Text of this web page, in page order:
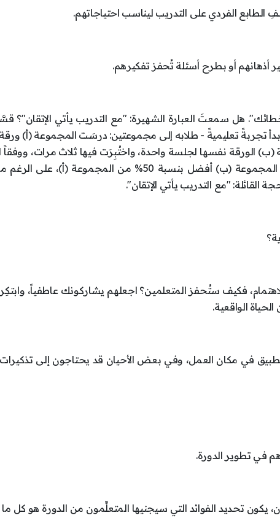
الفردي على التدريب ليناسب احتياجاتهم.
أذهانهم أو بطرح أسئلة تُحفز تفكيرهم.
هل سمعتَ العبارة الشهيرة: "مع التدريب يأتي الإتقان"؟
تجربةً تعليميةً - طلابه إلى مجموعتين: درسَت المجموعة (أ) ورقة
المجموعة (ب) الورقة نفسها لجلسة واحدة، واختُبِرَت فيها ثلاث مرات،
التجربة، وبعد أسبوع واحد، كان أداء الطلاب من المجموعة (ب) أفضل بنسبة 50% من المجموعة
القائلة: "مع التدريب يأتي الإتقان".
فكيف ستُحفز المتعلمين؟ اجعلهم يشاركونك عاطفياً، وابتكِر
الواقعية.
في مكان العمل، وفي بعض الأحيان قد يحتاجون إلى تذكيرات
في تطوير الدورة.
يكون تحديد الفوائد التي سيجنيها المتعلِّمون من الدورة هو كل ما